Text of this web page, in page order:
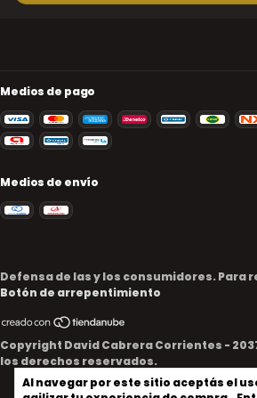
Al navegar por este sitio aceptás el
Medios de pago
Medios de envío
Defensa de las y los consumidores. Para
Botón de arrepentimiento
Copyright David Cabrera Corrientes -
los derechos reservados.